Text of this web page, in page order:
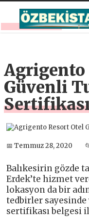
Agrigento
Güvenli
📅 Temmuz 28, 2020
Balıkesirin gözde
Erdek’te hizmet
lokasyon da bir
tedbirler
sertifikası belgesi